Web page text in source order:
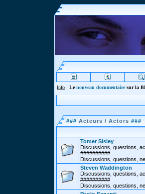
Info : Lenouveau documentairesur la
### Acteurs / Actors ###
Tomer Sisley
Discussions, questions,
##########
Discussions, questions,
Steven Waddington
Discussions, questions,
##########
Discussions, questions,